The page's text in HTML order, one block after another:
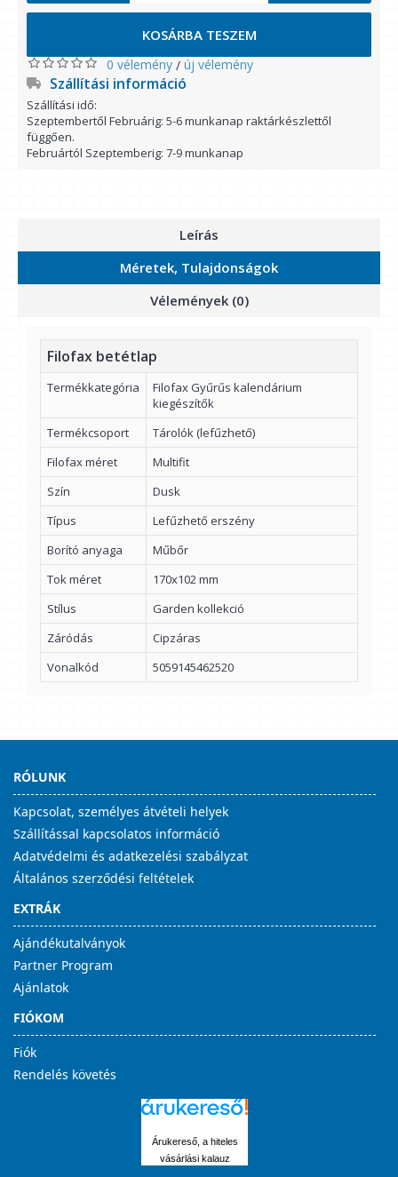
KOSÁRBA TESZEM
0 vélemény / új vélemény
Szállítási információ
Szállítási idő:
Szeptembertől Februárig: 5-6 munkanap raktárkészlettől
függően.
Februártól Szeptemberig: 7-9 munkanap
Leírás
Méretek, Tulajdonságok
Vélemények (0)
Filofax betétlap
Termékkategória
Filofax Gyűrűs kalendárium
kiegészítők
Termékcsoport
Tárolók (lefűzhető)
Filofax méret
Multifit
Szín
Dusk
Típus
Lefűzhető erszény
Borító anyaga
Műbőr
Tok méret
170x102 mm
Stílus
Garden kollekció
Záródás
Cipzáras
Vonalkód
5059145462520
RÓLUNK
Kapcsolat, személyes átvételi helyek
Szállítással kapcsolatos információ
Adatvédelmi és adatkezelési szabályzat
Általános szerződési feltételek
EXTRÁK
Ajándékutalványok
Partner Program
Ajánlatok
FIÓKOM
Fiók
Rendelés követés
Árukereső, a hiteles
vásárlási kalauz